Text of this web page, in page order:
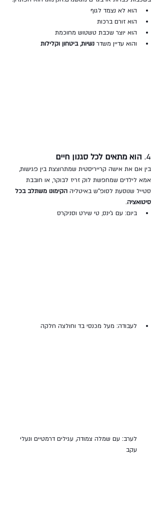
הוא לא נצמד לגוף
הוא זורם ברכות
הוא יוצר שכבת טשטוש מחוכמת
והוא עדיין משדר נשיות, ביטחון וקלילות
4. הוא מתאים לכל סגנון חיים
בין אם את אישה קרייריסטית שמתרוצצת בין פגישות,
אמא לילדים שמחפשת לוק זריז לבוקר, או חובבת
סטייל שנוסעת לסופ"ש באיטליה הקימונו משתלב בכל
סיטואציה.
ביום: עם ג'ינס, טי שירט וסניקרס
לעבודה: מעל מכנסי בד וחולצה חלקה
לערב: עם שמלה צמודה, עגילים דרמטיים ונעלי
עקב